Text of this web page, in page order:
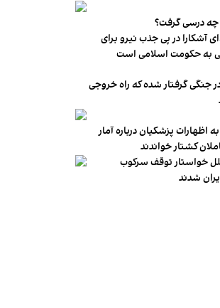
چه درسی گرفت؟
آشکارا در پی جذب نیرو برای
به حکومت اسلامی است
جنگی گرفتار شده که راه خروجی
پزشکیان درباره آمار
کشتار خواندند
خواستار توقف سرکوب
شدند